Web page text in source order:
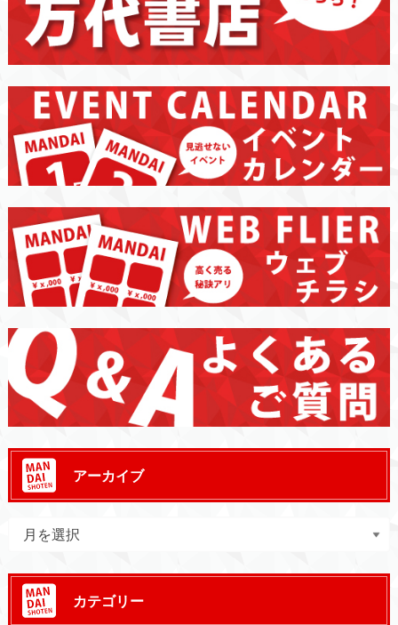
アーカイブ
カテゴリー